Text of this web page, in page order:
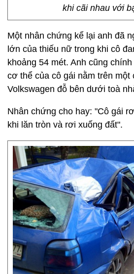
khi cãi nhau với
Một nhân chứng kể lại anh đã
lớn của thiếu nữ trong khi cô
khoảng 54 mét. Anh cũng
cơ thể của cô gái nằm trên một
Volkswagen đỗ bên dưới toà
Nhân chứng cho hay: "Cô gái
khi lăn tròn và rơi xuống đất".